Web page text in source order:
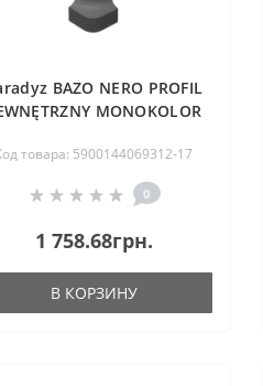
BAZO NERO PROFIL
MONOKOLOR
товара: 5900144069312-17
0
1 758.68грн.
В КОРЗИНУ